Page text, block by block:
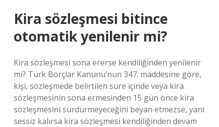
Kira sözleşmesi bitince
otomatik yenilenir mi?
Kira sözleşmesi sona ererse kendiliğinden yenilenir
mi? Türk Borçlar Kanunu’nun 347. maddesine göre,
kişi, sözleşmede belirtilen süre içinde veya kira
sözleşmesinin sona ermesinden 15 gün önce kira
sözleşmesini sürdürmeyeceğini beyan etmezse, yani
sessiz kalırsa kira sözleşmesi kendiliğinden devam